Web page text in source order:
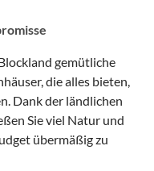
gemütliche
die alles bieten,
Dank der ländlichen
Sie viel Natur und
übermäßig zu